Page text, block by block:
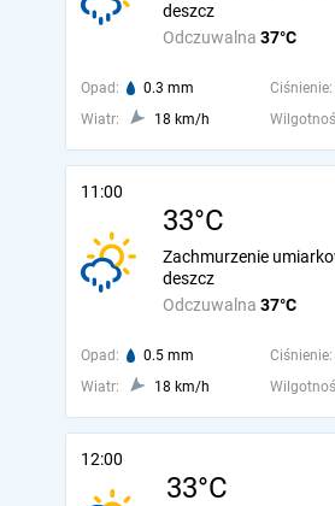
Odczuwalna 37°C
deszcz
Opad: 0.3 mm Ciśnienie:
Wiatr:
18 km/h
11:00
33°C
Odczuwalna 37°C
Zachmurzenie
deszcz
Opad: 0.5 mm Ciśnienie:
Wiatr:
18 km/h
12:00
33°C